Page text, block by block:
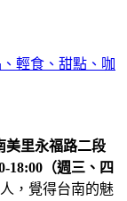
輕食、甜點、咖
美里永福路二段
18:00（週三、四
，覺得台南的魅